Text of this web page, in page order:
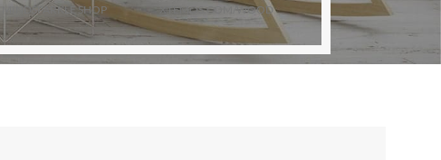
MINDSPARKLE SHOP XTEMOS.COM/WOOD